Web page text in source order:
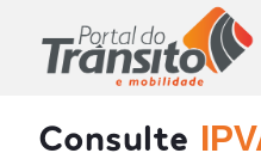
Consulte